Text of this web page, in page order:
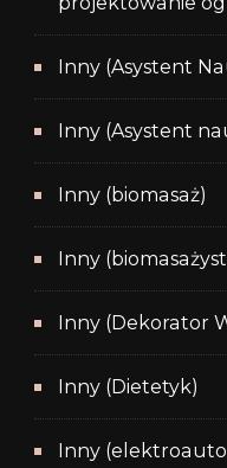
Inny (Asystent
Inny (Asystent
Inny (biomasaż)
Inny
Inny (Dekorator
Inny (Dietetyk)
Inny